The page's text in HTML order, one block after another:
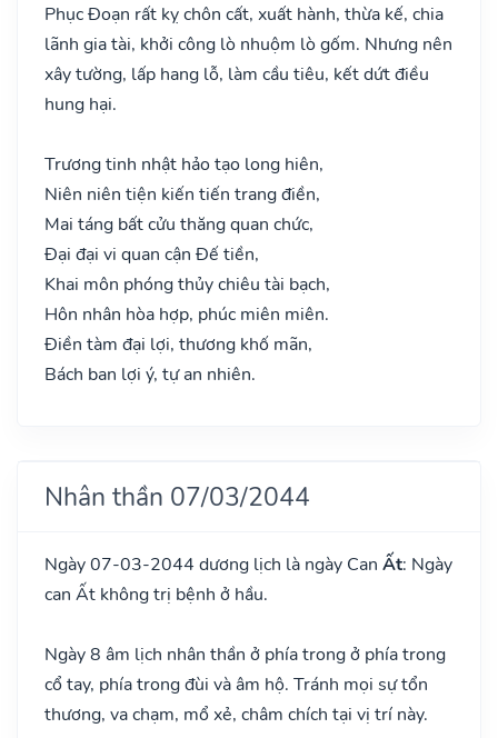
Phục Đoạn rất kỵ chôn cất, xuất hành, thừa kế, chia
lãnh gia tài, khởi công lò nhuộm lò gốm. Nhưng nên
xây tường, lấp hang lỗ, làm cầu tiêu, kết dứt điều
hung hại.
Trương tinh nhật hảo tạo long hiên,
Niên niên tiện kiến tiến trang điền,
Mai táng bất cửu thăng quan chức,
Đại đại vi quan cận Đế tiền,
Khai môn phóng thủy chiêu tài bạch,
Hôn nhân hòa hợp, phúc miên miên.
Điền tàm đại lợi, thương khố mãn,
Bách ban lợi ý, tự an nhiên.
Nhân thần 07/03/2044
Ngày 07-03-2044 dương lịch là ngày Can Ất: Ngày
can Ất không trị bệnh ở hầu.
Ngày 8 âm lịch nhân thần ở phía trong ở phía trong
cổ tay, phía trong đùi và âm hộ. Tránh mọi sự tổn
thương, va chạm, mổ xẻ, châm chích tại vị trí này.